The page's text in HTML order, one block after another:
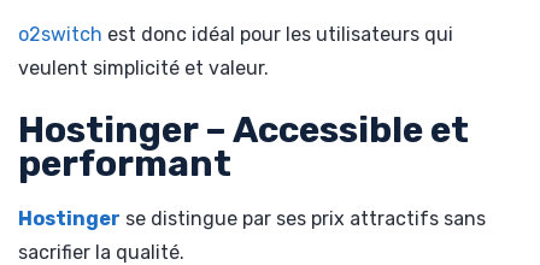
o2switch est donc idéal pour les utilisateurs qui
veulent simplicité et valeur.
Hostinger – Accessible et
performant
Hostinger se distingue par ses prix attractifs sans
sacrifier la qualité.